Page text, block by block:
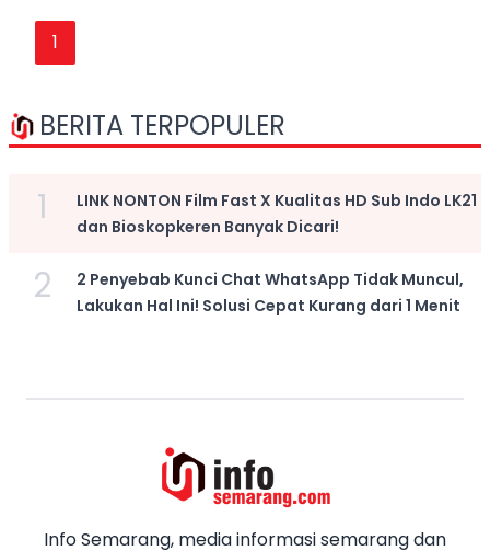
1
BERITA TERPOPULER
1
LINK NONTON Film Fast X Kualitas HD Sub Indo LK21
dan Bioskopkeren Banyak Dicari!
2
2 Penyebab Kunci Chat WhatsApp Tidak Muncul,
Lakukan Hal Ini! Solusi Cepat Kurang dari 1 Menit
Info Semarang, media informasi semarang dan